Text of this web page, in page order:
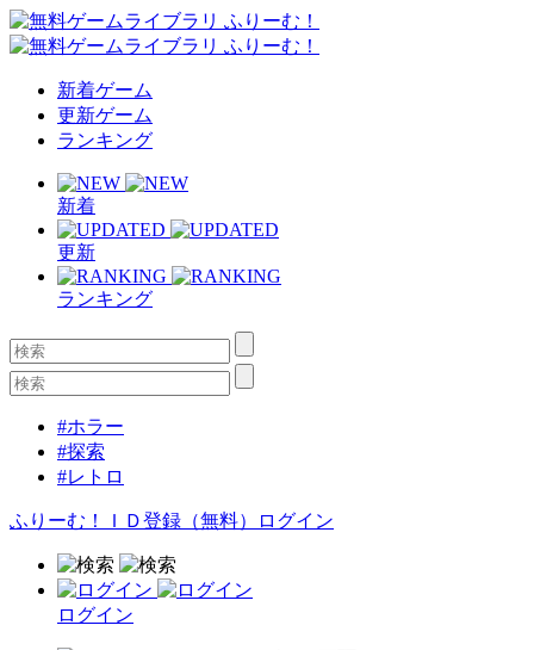
新着ゲーム
更新ゲーム
ランキング
新着
更新
ランキング
#ホラー
#探索
#レトロ
ふりーむ！ＩＤ登録（無料） ログイン
ログイン